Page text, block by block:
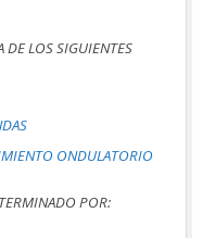
DE LOS SIGUIENTES
ONDULATORIO
POR: